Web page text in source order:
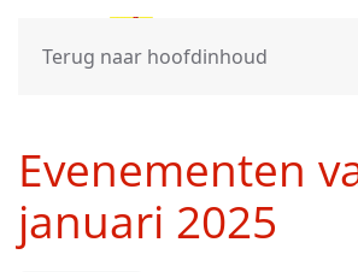
Terug naar hoofdinhoud
Evenementen
januari 2025